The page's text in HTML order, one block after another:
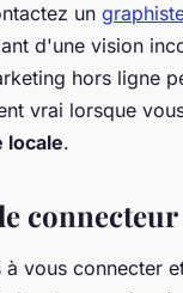
un
d'une vision
hors ligne
vrai lorsque
locale.
vous connecter